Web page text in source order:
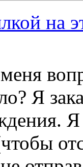
Я
Я